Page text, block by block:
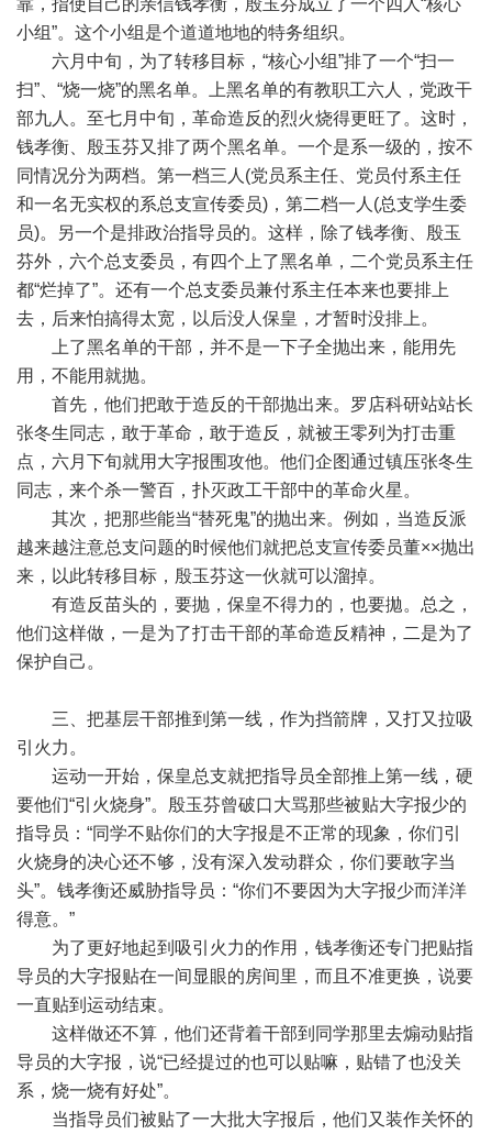
靠，指使自己的亲信钱孝衡，殷玉芬成立了一个四人“核心
小组”。这个小组是个道道地地的特务组织。
六月中旬，为了转移目标，“核心小组”排了一个“扫一
扫”、“烧一烧”的黑名单。上黑名单的有教职工六人，党政干
部九人。至七月中旬，革命造反的烈火烧得更旺了。这时，
钱孝衡、殷玉芬又排了两个黑名单。一个是系一级的，按不
同情况分为两档。第一档三人(党员系主任、党员付系主任
和一名无实权的系总支宣传委员)，第二档一人(总支学生委
员)。另一个是排政治指导员的。这样，除了钱孝衡、殷玉
芬外，六个总支委员，有四个上了黑名单，二个党员系主任
都“烂掉了”。还有一个总支委员兼付系主任本来也要排上
去，后来怕搞得太宽，以后没人保皇，才暂时没排上。
上了黑名单的干部，并不是一下子全抛出来，能用先
用，不能用就抛。
首先，他们把敢于造反的干部抛出来。罗店科研站站长
张冬生同志，敢于革命，敢于造反，就被王零列为打击重
点，六月下旬就用大字报围攻他。他们企图通过镇压张冬生
同志，来个杀一警百，扑灭政工干部中的革命火星。
其次，把那些能当“替死鬼”的抛出来。例如，当造反派
越来越注意总支问题的时候他们就把总支宣传委员董××抛出
来，以此转移目标，殷玉芬这一伙就可以溜掉。
有造反苗头的，要抛，保皇不得力的，也要拋。总之，
他们这样做，一是为了打击干部的革命造反精神，二是为了
保护自己。
三、把基层干部推到第一线，作为挡箭牌，又打又拉吸
引火力。
运动一开始，保皇总支就把指导员全部推上第一线，硬
要他们“引火烧身”。殷玉芬曾破口大骂那些被贴大字报少的
指导员：“同学不贴你们的大字报是不正常的现象，你们引
火烧身的决心还不够，没有深入发动群众，你们要敢字当
头”。钱孝衡还威胁指导员：“你们不要因为大字报少而洋洋
得意。”
为了更好地起到吸引火力的作用，钱孝衡还专门把贴指
导员的大字报贴在一间显眼的房间里，而且不准更换，说要
一直贴到运动结束。
这样做还不算，他们还背着干部到同学那里去煽动贴指
导员的大字报，说“已经提过的也可以贴嘛，贴错了也没关
系，烧一烧有好处”。
当指导员们被贴了一大批大字报后，他们又装作关怀的